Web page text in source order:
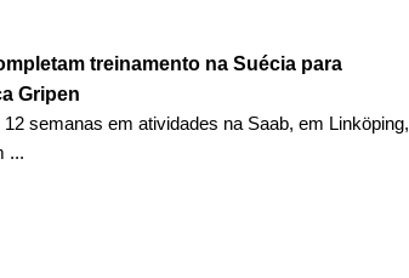
treinamento na Suécia para
Gripen
semanas em atividades na Saab, em Linköping,
...